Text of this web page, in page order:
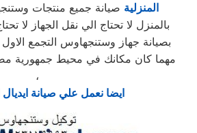
المنزلية صيانة جميع منتجات
بالمنزل لا تحتاج الي نقل الجهاز لا
بصيانة جهاز وستنجهاوس التجمع
مهما كان مكانك في محيط جمهورية
،
ايضا نعمل علي صيانة ايديال